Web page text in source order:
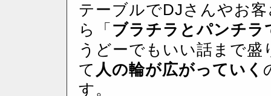
テーブルでDJさんやお
ら「 ブラチラとパンチ
うどーでもいい話まで
て 人の輪が広がっていく
す。